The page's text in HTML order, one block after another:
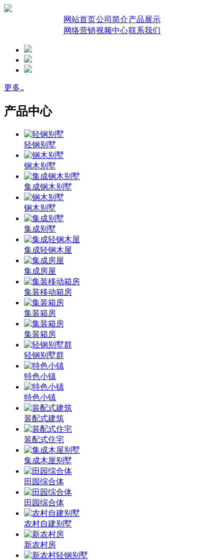
网站首页公司简介产品展示
网络营销视频中心联系我们
更多..
产品中心
轻钢别墅
钢木别墅
集成钢木别墅
钢木别墅
集成别墅
集成轻钢木屋
集成房屋
集装移动箱房
集装箱房
集装箱房
轻钢别墅群
特色小镇
特色小镇
装配式建筑
装配式住宅
集成木屋别墅
田园综合体
田园综合体
农村自建别墅
新农村房